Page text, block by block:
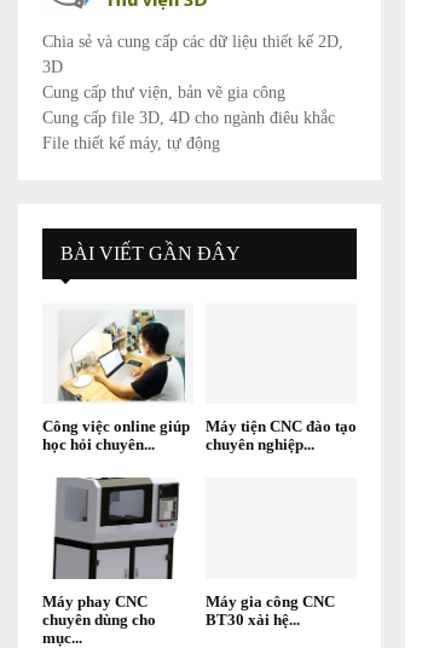
Chia sẻ và cung cấp các dữ liệu thiết kế 2D,
3D
Cung cấp thư viện, bản vẽ gia công
Cung cấp file 3D, 4D cho ngành điêu khắc
File thiết kế máy, tự động
BÀI VIẾT GẦN ĐÂY
Công việc online giúp
học hỏi chuyên...
Máy tiện CNC đào tạo
chuyên nghiệp...
Máy phay CNC
chuyên dùng cho
mục...
Máy gia công CNC
BT30 xài hệ...